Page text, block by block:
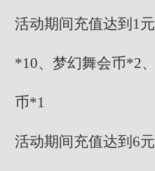
活动期间充值达到1
*10、梦幻舞会币*2
币*1
活动期间充值达到6